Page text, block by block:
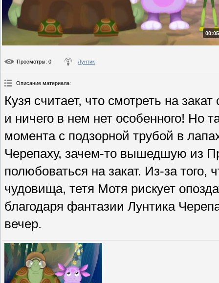
Просмотры: 0 Лунтик
Описание материала:
Кузя считает, что смотреть на
и ничего в нем нет особенного! Но
момента с подзорной трубой в
Черепаху, зачем-то вышедшую из
полюбоваться на закат. Из-за того,
чудовища, тетя Мотя рискует
благодаря фантазии Лунтика
вечер.